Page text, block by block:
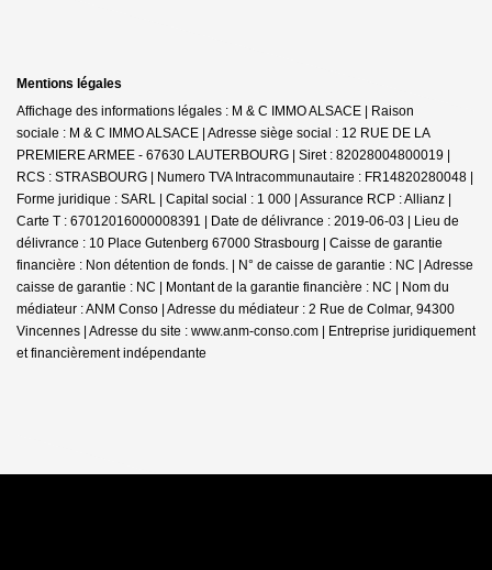
Mentions légales
Affichage des informations légales : M & C IMMO ALSACE | Raison
sociale : M & C IMMO ALSACE | Adresse siège social : 12 RUE DE LA
PREMIERE ARMEE - 67630 LAUTERBOURG | Siret : 82028004800019 |
RCS : STRASBOURG | Numero TVA Intracommunautaire : FR14820280048 |
Forme juridique : SARL | Capital social : 1 000 | Assurance RCP : Allianz |
Carte T : 67012016000008391 | Date de délivrance : 2019-06-03 | Lieu de
délivrance : 10 Place Gutenberg 67000 Strasbourg | Caisse de garantie
financière : Non détention de fonds. | N° de caisse de garantie : NC | Adresse
caisse de garantie : NC | Montant de la garantie financière : NC | Nom du
médiateur : ANM Conso | Adresse du médiateur : 2 Rue de Colmar, 94300
Vincennes | Adresse du site : www.anm-conso.com | Entreprise juridiquement
et financièrement indépendante